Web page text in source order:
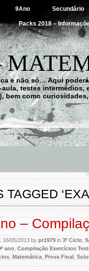
9Ano Secundário
Packs 2018 –
e não só… Aqui
testes
bem como
TAGGED
–
16/05/2013 by pr1979 in 3º Ciclo
ano Compilação Exercícios
Matemática Prova Final